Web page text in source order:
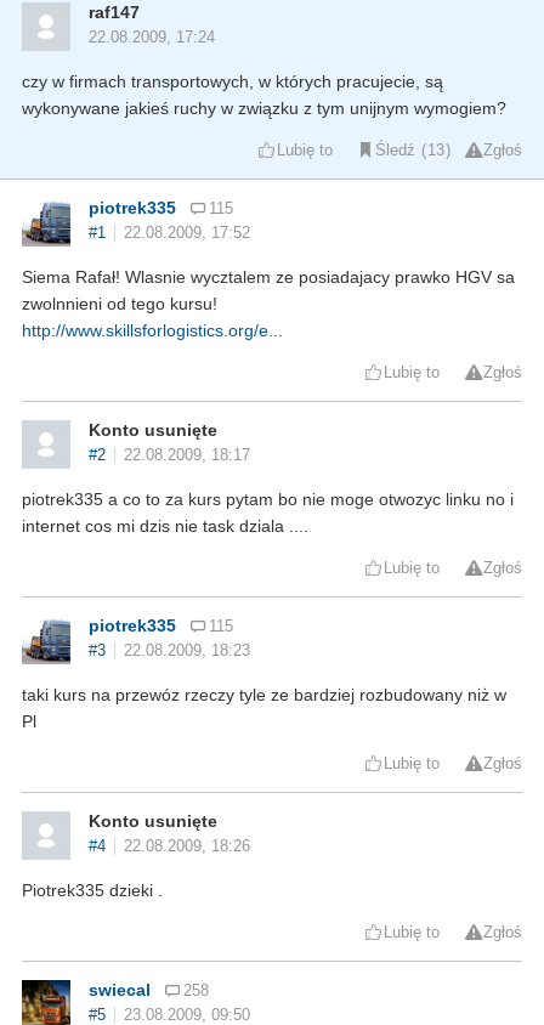
raf147
22.08.2009, 17:24
czy w firmach transportowych, w których pracujecie, są
wykonywane jakieś ruchy w związku z tym unijnym wymogiem?
Lubię to Śledź 13 Zgłoś
piotrek335
115
#1
22.08.2009, 17:52
Siema Rafał! Wlasnie wycztalem ze posiadajacy prawko HGV sa
zwolnnieni od tego kursu!
http://www.skillsforlogistics.org/e...
Lubię to Zgłoś
Konto usunięte
#2 22.08.2009, 18:17
piotrek335 a co to za kurs pytam bo nie moge otwozyc linku no i
internet cos mi dzis nie task dziala ....
Lubię to Zgłoś
piotrek335
115
#3
22.08.2009, 18:23
taki kurs na przewóz rzeczy tyle ze bardziej rozbudowany niż w
Pl
Lubię to Zgłoś
Konto usunięte
#4 22.08.2009, 18:26
Piotrek335 dzieki .
Lubię to Zgłoś
swiecal
258
#5
23.08.2009, 09:50